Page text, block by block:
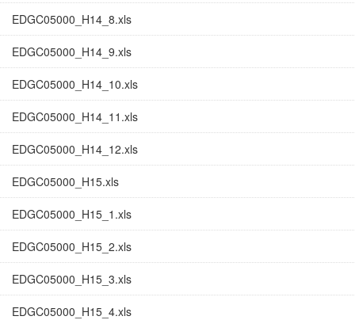
EDGC05000_H14_8.xls
EDGC05000_H14_9.xls
EDGC05000_H14_10.xls
EDGC05000_H14_11.xls
EDGC05000_H14_12.xls
EDGC05000_H15.xls
EDGC05000_H15_1.xls
EDGC05000_H15_2.xls
EDGC05000_H15_3.xls
EDGC05000_H15_4.xls